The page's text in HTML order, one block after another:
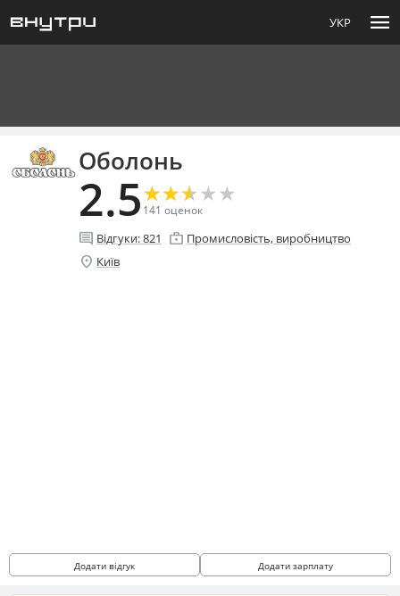
УКР menu
Оболонь
2.5★
★★
★★
★★
★★
★
141 оценок
comment Відгуки:821 enterprise Промисловість, виробництво
location_on Київ
Додати відгук Додати зарплату